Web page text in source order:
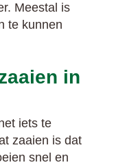
Meestal is
te kunnen
in
iets te
zaaien is dat
snel en